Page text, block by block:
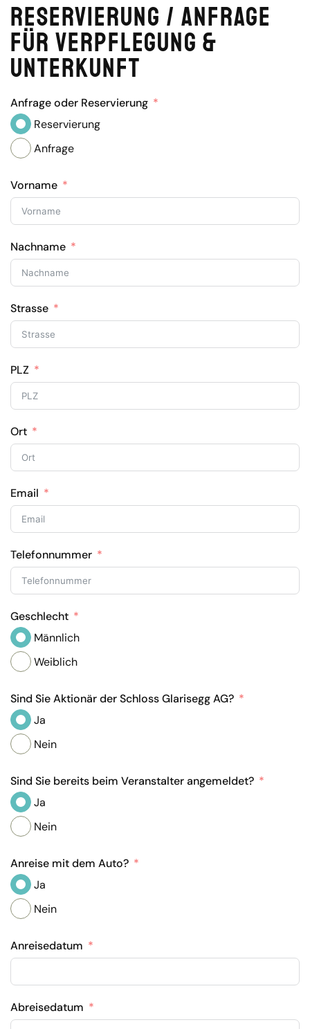
Reservierung / Anfrage
für Verpflegung &
Unterkunft
Anfrage oder Reservierung
Reservierung
Anfrage
Vorname
Nachname
Strasse
PLZ
Ort
Email
Telefonnummer
Geschlecht
Männlich
Weiblich
Sind Sie Aktionär der Schloss Glarisegg AG?
Ja
Nein
Sind Sie bereits beim Veranstalter angemeldet?
Ja
Nein
Anreise mit dem Auto?
Ja
Nein
Anreisedatum
Abreisedatum